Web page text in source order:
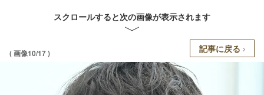
スクロールすると次の画像が表示されます
( 画像10/17 ) 記事に戻る